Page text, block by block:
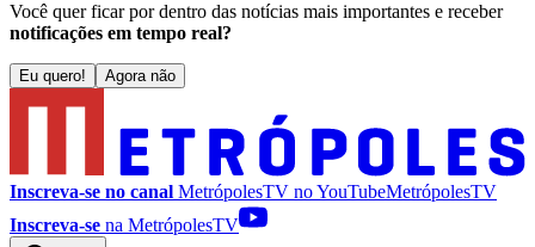
Você quer ficar por dentro das notícias mais importantes e receber
notificações em tempo real?
Eu quero! Agora não
Inscreva-se no canal MetrópolesTV noYouTubeMetrópolesTV
Inscreva-se na MetrópolesTV